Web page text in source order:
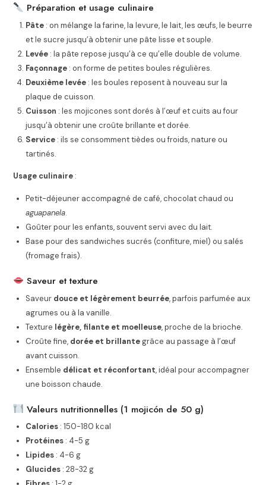
Préparation et usage culinaire
Pâte : on mélange la farine, la levure, le lait, les œufs, le beurre
et le sucre jusqu’à obtenir une pâte lisse et souple.
Levée : la pâte repose jusqu’à ce qu’elle double de volume.
Façonnage : on forme de petites boules régulières.
Deuxième levée : les boules reposent à nouveau sur la
plaque de cuisson.
Cuisson : les mojicones sont dorés à l’œuf et cuits au four
jusqu’à obtenir une croûte brillante et dorée.
Service : ils se consomment tièdes ou froids, nature ou
tartinés.
Usage culinaire :
Petit-déjeuner accompagné de café, chocolat chaud ou
aguapanela.
Goûter pour les enfants, souvent servi avec du lait.
Base pour des sandwiches sucrés (confiture, miel) ou salés
(fromage frais).
Saveur et texture
Saveur douce et légèrement beurrée, parfois parfumée aux
agrumes ou à la vanille.
Texture légère, filante et moelleuse, proche de la brioche.
Croûte fine, dorée et brillantegrâce au passage à l’œuf
avant cuisson.
Ensemble délicat et réconfortant, idéal pour accompagner
une boisson chaude.
Valeurs nutritionnelles (1 mojicón de 50 g)
Calories : 150-180 kcal
Protéines : 4-5 g
Lipides : 4-6 g
Glucides : 28-32 g